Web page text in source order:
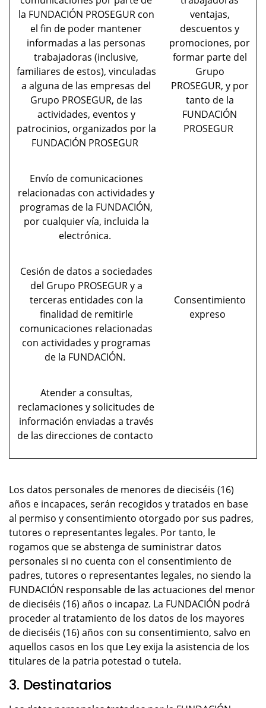
la FUNDACIÓN PROSEGUR con
el fin de poder mantener
informadas a las personas
trabajadoras (inclusive,
familiares de estos), vinculadas
a alguna de las empresas del
Grupo PROSEGUR, de las
actividades, eventos y
patrocinios, organizados por la
FUNDACIÓN PROSEGUR
ventajas,
descuentos y
promociones, por
formar parte del
Grupo
PROSEGUR, y por
tanto de la
FUNDACIÓN
PROSEGUR
Envío de comunicaciones
relacionadas con actividades y
programas de la FUNDACIÓN,
por cualquier vía, incluida la
electrónica.
Consentimiento
expreso
Cesión de datos a sociedades
del Grupo PROSEGUR y a
terceras entidades con la
finalidad de remitirle
comunicaciones relacionadas
con actividades y programas
de la FUNDACIÓN.
Atender a consultas,
reclamaciones y solicitudes de
información enviadas a través
de las direcciones de contacto
Los datos personales de menores de dieciséis (16)
años e incapaces, serán recogidos y tratados en base
al permiso y consentimiento otorgado por sus padres,
tutores o representantes legales. Por tanto, le
rogamos que se abstenga de suministrar datos
personales si no cuenta con el consentimiento de
padres, tutores o representantes legales, no siendo la
FUNDACIÓN responsable de las actuaciones del menor
de dieciséis (16) años o incapaz. La FUNDACIÓN podrá
proceder al tratamiento de los datos de los mayores
de dieciséis (16) años con su consentimiento, salvo en
aquellos casos en los que Ley exija la asistencia de los
titulares de la patria potestad o tutela.
3. Destinatarios